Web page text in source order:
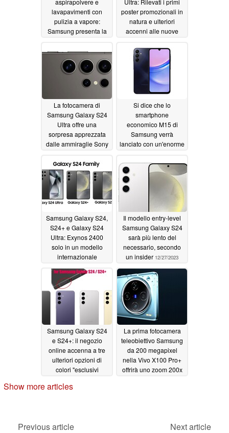
aspirapolvere e
lavapavimenti con
pulizia a vapore:
Samsung presenta la
Bespoke Jet Bot
01/03/2024
Ultra: Rilevati i primi
poster promozionali in
natura e ulteriori
accenni alle nuove
La fotocamera di
Samsung Galaxy S24
Ultra offre una
sorpresa apprezzata
dalle ammiraglie Sony
Si dice che lo
smartphone
economico M15 di
Samsung verrà
lanciato con un'enorme
e 4 anni di
aggiornamenti
software
Samsung Galaxy S24,
S24+ e Galaxy S24
Ultra: Exynos 2400
solo in un modello
internazionale
12/28/2023
Il modello entry-level
Samsung Galaxy S24
sarà più lento del
necessario, secondo
un insider 12/27/2023
Samsung Galaxy S24
e S24+: il negozio
online accenna a tre
ulteriori opzioni di
colori "esclusivi
La prima fotocamera
teleobiettivo Samsung
da 200 megapixel
nella Vivo X100 Pro+
offrirà uno zoom 200x
Show more articles
Previous article
Next article